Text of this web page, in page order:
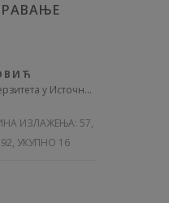
у Источном Сарајеву
ИЗЛАЖЕЊА: 57,
УКУПНО 16